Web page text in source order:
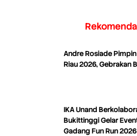
Andre Rosiade
Riau 2026, Gebrakan
IKA Unand
Bukittinggi Gelar
Gadang Fun Run 2026